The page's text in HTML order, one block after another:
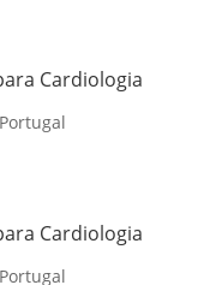
Cardiologia
Cardiologia